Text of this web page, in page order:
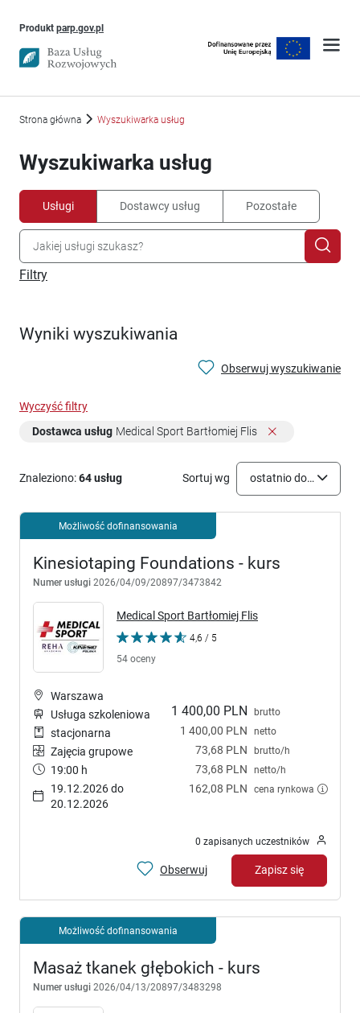
Produkt parp.gov.plUwaga, link otworzy się w nowym oknie
Strona główna Wyszukiwarka usług
Wyszukiwarka usług
Usługi Dostawcy usług Pozostałe
Filtry
Wyniki wyszukiwania
Obserwuj wyszukiwanie
Wyczyść filtry
Dostawca usług Medical Sport Bartłomiej Flis
Znaleziono:64 usług Sortuj wg ostatnio dodane
Możliwość dofinansowania
Kinesiotaping Foundations - kurs
Numer usługi 2026/04/09/20897/3473842
Medical Sport Bartłomiej Flis
4,6 / 5
54 oceny
1 400,00 PLN brutto
1 400,00 PLN netto
73,68 PLN brutto/h
73,68 PLN netto/h
162,08 PLN cena rynkowa
Warszawa
Usługa szkoleniowa
stacjonarna
Zajęcia grupowe
19:00 h
19.12.2026 do
20.12.2026
0 zapisanych uczestników
Obserwuj Zapisz się
Możliwość dofinansowania
Masaż tkanek głębokich - kurs
Numer usługi 2026/04/13/20897/3483298